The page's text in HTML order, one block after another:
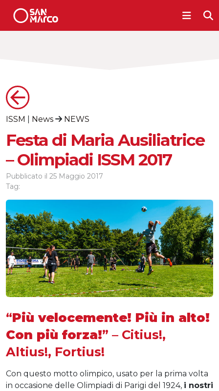
ISSM News NEWS
Festa di Maria Ausiliatrice
– Olimpiadi ISSM 2017
Pubblicato il 25 Maggio 2017
Tag:
“Più velocemente! Più in alto!
Con più forza!” – Citius!,
Altius!, Fortius!
Con questo motto olimpico, usato per la prima volta
in occasione delle Olimpiadi di Parigi del 1924, i nostri